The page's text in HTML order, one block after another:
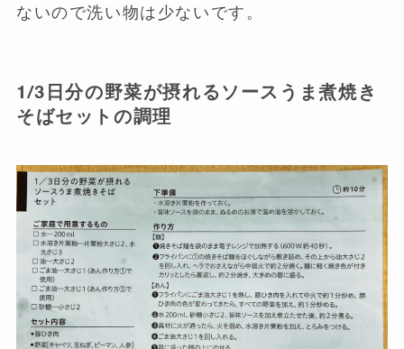
ないので洗い物は少ないです。
1/3日分の野菜が摂れるソースうま煮焼き
そばセットの調理